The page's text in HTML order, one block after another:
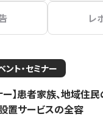
レ
ント・セミナー
ー】患者家族、地域住
置サービスの全容